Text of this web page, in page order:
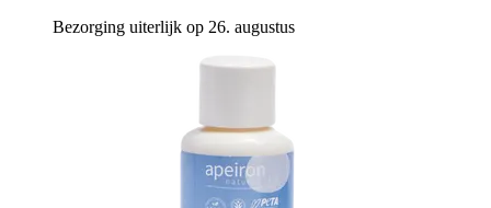
Bezorging uiterlijk op 26. augustus